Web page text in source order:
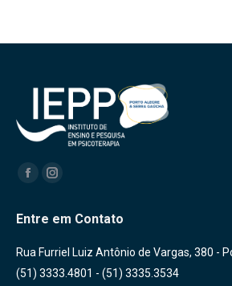
Encontre-nos em:
FacebookInstagram
Entre em Contato
Rua Furriel Luiz Antônio de Vargas, 380 -
(51) 3333.4801 - (51) 3335.3534